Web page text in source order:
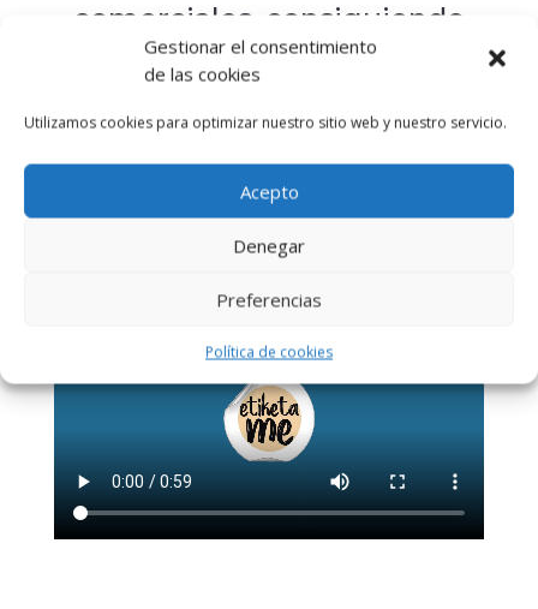
Gestionar el consentimiento
de las cookies
Utilizamos cookies para optimizar nuestro sitio web y nuestro servicio.
Acepto
Denegar
Preferencias
Política de cookies
comerciales, consiguiendo
impactos de alto valor en
toda la población
¡Mira cómo lo hacemos!